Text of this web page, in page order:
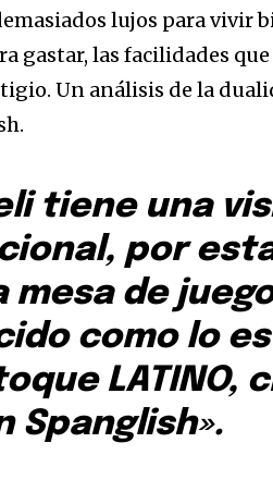
lujos para vivir
gastar, las facilidades
Un análisis de la
tiene una
por
mesa de
como lo es
LATINO,
Spanglish».